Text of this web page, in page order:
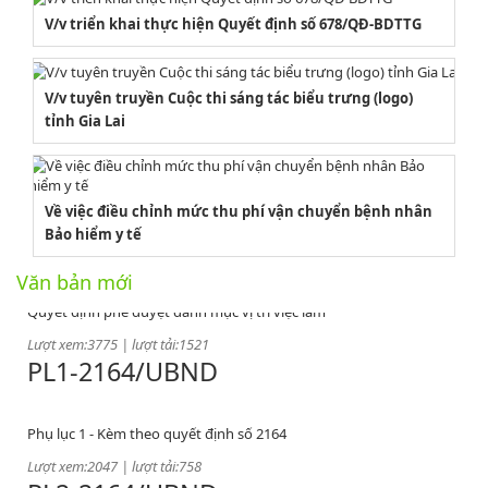
V/v triển khai thực hiện Quyết định số 678/QĐ-BDTTG
V/v tuyên truyền Cuộc thi sáng tác biểu trưng (logo)
tỉnh Gia Lai
Về việc điều chỉnh mức thu phí vận chuyển bệnh nhân
Bảo hiểm y tế
Văn bản mới
2164/QĐUBND
Quyết định phê duyệt danh mục vị trí việc làm
Lượt xem:3775 | lượt tải:1521
PL1-2164/UBND
Lượt xem:2047 | lượt tải:758
PL2-2164/UBND